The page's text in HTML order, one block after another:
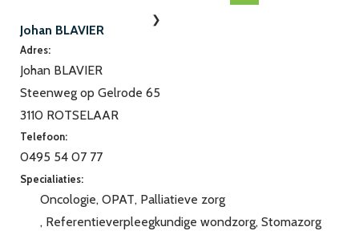
Johan BLAVIER
Adres:
Johan BLAVIER
Steenweg op Gelrode 65
3110 ROTSELAAR
Telefoon:
0495 54 07 77
Specialiaties:
Oncologie OPAT Palliatieve zorg
Referentieverpleegkundige wondzorg Stomazorg